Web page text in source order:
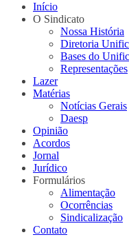
Início
O Sindicato
Nossa História
Diretoria
Bases do
Representações
Lazer
Matérias
Notícias Gerais
Daesp
Opinião
Acordos
Jornal
Jurídico
Formulários
Alimentação
Ocorrências
Sindicalização
Contato